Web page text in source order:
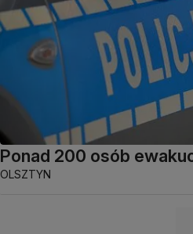
Ponad 200 osób
OLSZTYN